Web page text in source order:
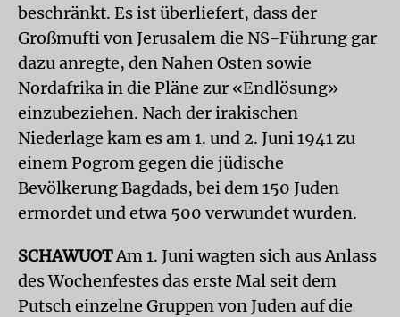
beschränkt. Es ist überliefert, dass der
Großmufti von Jerusalem die NS-Führung gar
dazu anregte, den Nahen Osten sowie
Nordafrika in die Pläne zur «Endlösung»
einzubeziehen. Nach der irakischen
Niederlage kam es am 1. und 2. Juni 1941 zu
einem Pogrom gegen die jüdische
Bevölkerung Bagdads, bei dem 150 Juden
ermordet und etwa 500 verwundet wurden.
SCHAWUOTAm 1. Juni wagten sich aus Anlass
des Wochenfestes das erste Mal seit dem
Putsch einzelne Gruppen von Juden auf die